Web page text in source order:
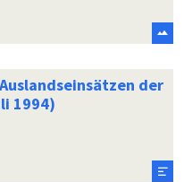
der
1994)